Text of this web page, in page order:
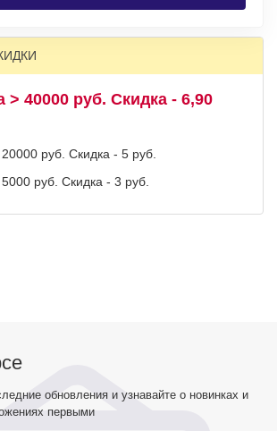
> 40000 руб. Скидка - 6,90
руб. Скидка - 5 руб.
руб. Скидка - 3 руб.
обновления и узнавайте о новинках и
первыми